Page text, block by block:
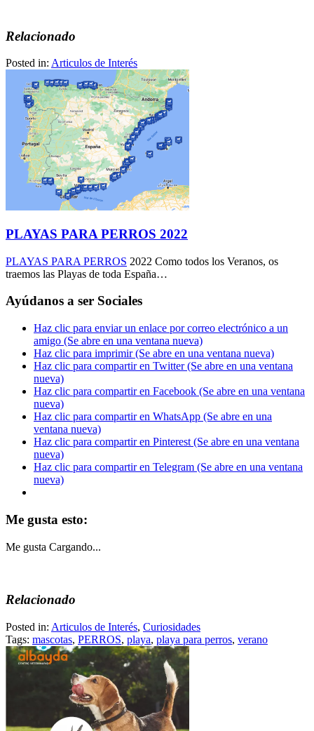
Relacionado
Posted in: Articulos de Interés
PLAYAS PARA PERROS 2022
PLAYAS PARA PERROS 2022 Como todos los Veranos, os
traemos las Playas de toda España…
Ayúdanos a ser Sociales
Haz clic para enviar un enlace por correo electrónico a un
amigo (Se abre en una ventana nueva)
Haz clic para imprimir (Se abre en una ventana nueva)
Haz clic para compartir en Twitter (Se abre en una ventana
nueva)
Haz clic para compartir en Facebook (Se abre en una ventana
nueva)
Haz clic para compartir en WhatsApp (Se abre en una
ventana nueva)
Haz clic para compartir en Pinterest (Se abre en una ventana
nueva)
Haz clic para compartir en Telegram (Se abre en una ventana
nueva)
Me gusta esto:
Me gusta Cargando...
Relacionado
Posted in: Articulos de Interés, Curiosidades
Tags: mascotas, PERROS, playa, playa para perros, verano